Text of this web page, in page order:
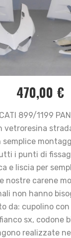
470,00 €
899/1199
vetroresina
semplice
i punti di
e liscia per
nostre carene
non hanno
da: cupolino
sx, codone
realizzate